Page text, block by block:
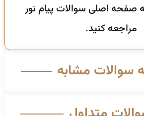
صفحه اصلی سوالات پیام نور
مراجعه کنید.
سوالات مشابه